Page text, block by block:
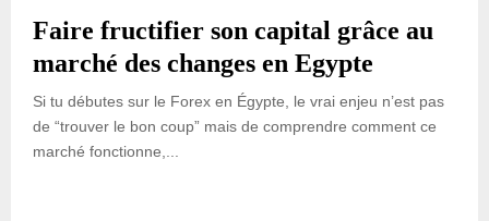
Faire fructifier son capital grâce au
marché des changes en Egypte
Si tu débutes sur le Forex en Égypte, le vrai enjeu n’est pas
de “trouver le bon coup” mais de comprendre comment ce
marché fonctionne,...